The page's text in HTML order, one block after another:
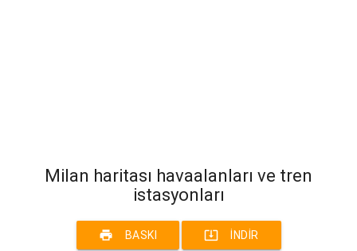
Milan haritası havaalanları ve tren
istasyonları
print BASKI system_update_alt İNDIR